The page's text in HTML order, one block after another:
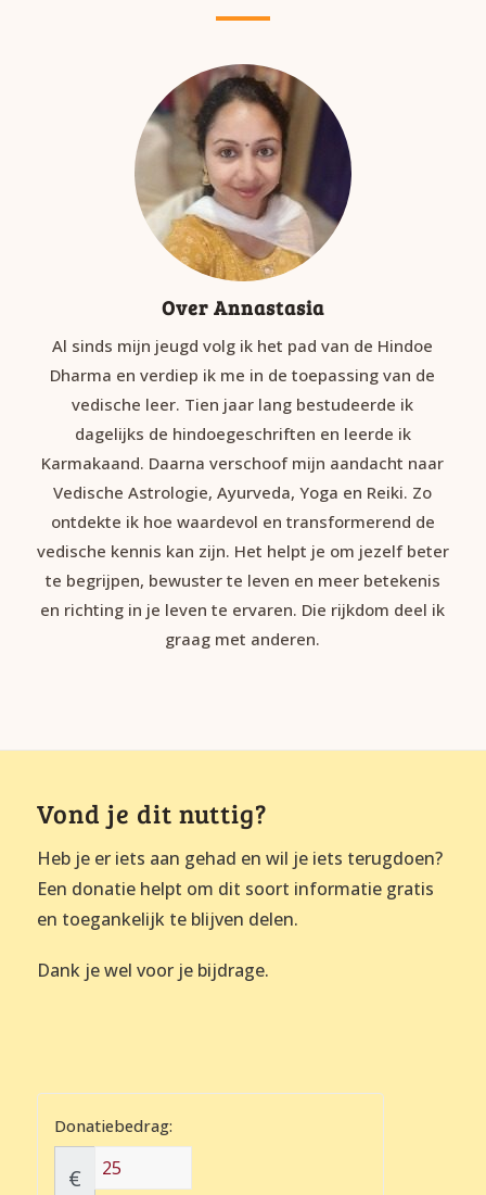
Over Annastasia
Al sinds mijn jeugd volg ik het pad van de Hindoe
Dharma en verdiep ik me in de toepassing van de
vedische leer. Tien jaar lang bestudeerde ik
dagelijks de hindoegeschriften en leerde ik
Karmakaand. Daarna verschoof mijn aandacht naar
Vedische Astrologie, Ayurveda, Yoga en Reiki. Zo
ontdekte ik hoe waardevol en transformerend de
vedische kennis kan zijn. Het helpt je om jezelf beter
te begrijpen, bewuster te leven en meer betekenis
en richting in je leven te ervaren. Die rijkdom deel ik
graag met anderen.
Vond je dit nuttig?
Heb je er iets aan gehad en wil je iets terugdoen?
Een donatie helpt om dit soort informatie gratis
en toegankelijk te blijven delen.
Dank je wel voor je bijdrage.
Donatiebedrag:
€